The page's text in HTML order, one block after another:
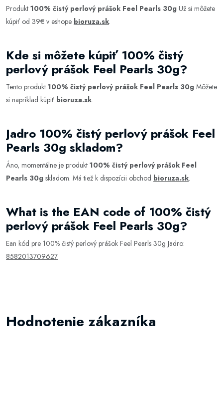
Produkt 100% čistý perlový prášok Feel Pearls 30g Už si môžete
kúpiť od 39€ v eshope bioruza.sk.
Kde si môžete kúpiť 100% čistý
perlový prášok Feel Pearls 30g?
Tento produkt 100% čistý perlový prášok Feel Pearls 30g Môžete
si napríklad kúpiť bioruza.sk.
Jadro 100% čistý perlový prášok Feel
Pearls 30g skladom?
Áno, momentálne je produkt 100% čistý perlový prášok Feel
Pearls 30g skladom. Má tiež k dispozícii obchod bioruza.sk.
What is the EAN code of 100% čistý
perlový prášok Feel Pearls 30g?
Ean kód pre 100% čistý perlový prášok Feel Pearls 30g Jadro:
8582013709627
Hodnotenie zákazníka